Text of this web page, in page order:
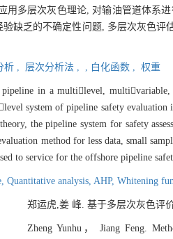
用多层次灰色理论, 对输油管道体系
缺乏的不确定性问题, 多层次灰色
析 , 层次分析法 , , 白化函数 , 权重
in a multilevel, multivariable,
system of pipeline safety
the pipeline system for safety
method for less data, small
to service for the offshore pipeline
Quantitative analysis, AHP, Whitening
郑运虎,姜 峰. 基于多层次灰色评
Zheng Yunhu， Jiang Feng.